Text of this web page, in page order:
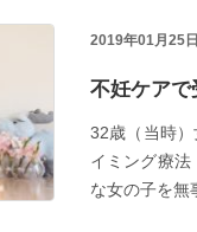
2019年01月25日
不妊ケアで
32歳（当時
イミング療
な女の子を無